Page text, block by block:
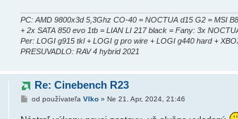
PC: AMD 9800x3d 5,3Ghz CO-40 = NOCTUA d15 G2 = MSI
+ 2x SATA 850 evo 1tb = LIAN LI 217 black = Fany: 3x
Per: LOGI g915 tkl + LOGI g pro wire + LOGI g440 hard +
PRESUVADLO: RAV 4 hybrid 2021
Re: Cinebench R23
P
í
od používateľa Vlko» Ne 21. Apr, 2024, 21:46